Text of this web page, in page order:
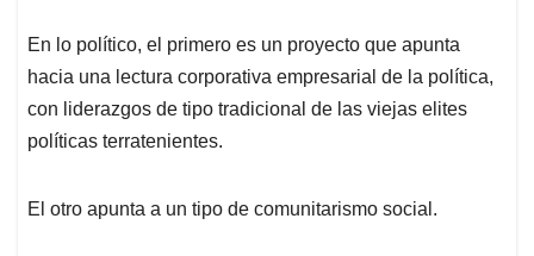
En lo político, el primero es un proyecto que apunta
hacia una lectura corporativa empresarial de la política,
con liderazgos de tipo tradicional de las viejas elites
políticas terratenientes.
El otro apunta a un tipo de comunitarismo social.